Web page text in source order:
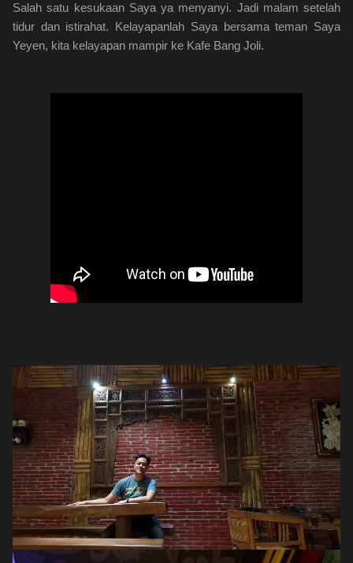
Salah satu kesukaan Saya ya menyanyi. Jadi malam setelah
tidur dan istirahat. Kelayapanlah Saya bersama teman Saya
Yeyen, kita kelayapan mampir ke Kafe Bang Joli.